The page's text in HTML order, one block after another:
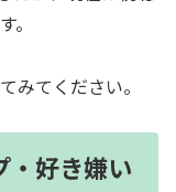
。
みてください。
・好き嫌い